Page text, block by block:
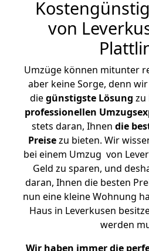
von
Umzüge können mitunter
aber keine Sorge, denn
diegünstigste Lösung zu
professionellen
stets daran, Ihnen die
Preisezu bieten. Wir
bei einem Umzug von
Geld zu sparen, und
daran, Ihnen die besten
nun eine kleine Wohnung
Haus in Leverkusen
werden
Wir haben immer die